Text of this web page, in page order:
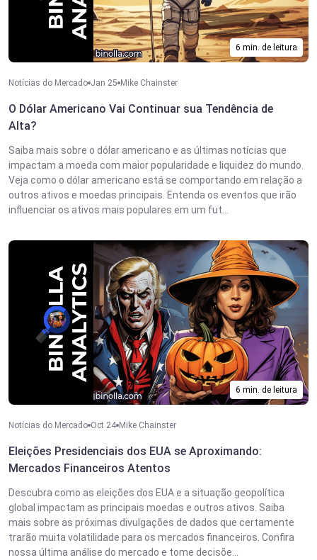
6 min. de leitura
Notícias do Mercado Jan 25 Mike Chainster
O Dólar Americano Vai Continuar sua Tendência de
Alta?
Saiba mais sobre o dólar americano e as últimas notícias que
impactam a moeda com maior popularidade e liquidez do mundo.
Veja como o dólar americano está se comportando em relação a
outros ativos e moedas principais. Entenda os eventos que irão
influenciar os ativos mais populares em um fut...
6 min. de leitura
Notícias do Mercado Oct 24 Mike Chainster
Eleições Presidenciais dos EUA se Aproximando:
Mercados Financeiros Atentos
Descubra como as eleições dos EUA e a situação geopolítica
global impactam as principais moedas e outros ativos. Saiba
mais sobre as próximas divulgações de dados que certamente
trarão muita volatilidade para os mercados financeiros. Confira
nossa última análise do mercado e tome decisõe...